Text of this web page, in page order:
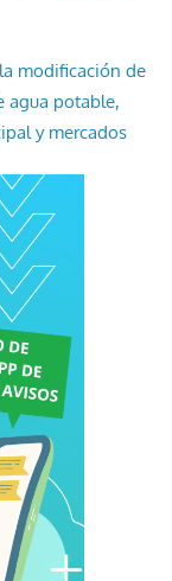
modificación de
agua potable,
y mercados